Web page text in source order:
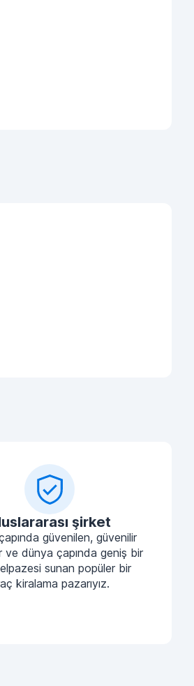
şirket
güvenilen, güvenilir
ve dünya çapında geniş bir
sunan popüler bir
kiralama pazarıyız.